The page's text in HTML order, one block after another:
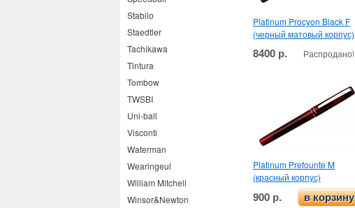
Stabilo
Staedtler
Tachikawa
Tintura
Tombow
TWSBI
Uni-ball
Visconti
Waterman
Wearingeul
William Mitchell
Winsor&Newton
Platinum Procyon Black F
(черный матовый корпус)
8400 р. Распродано!
Platinum Prefounte M
(красный корпус)
900 р. в корзину